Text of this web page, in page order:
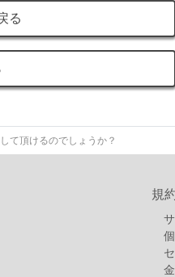
る
て頂けるのでしょうか？
規